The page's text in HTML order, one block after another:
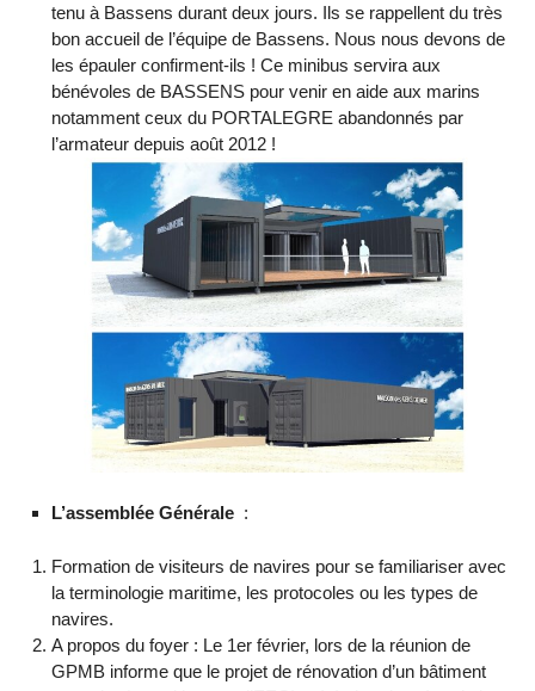
tenu à Bassens durant deux jours. Ils se rappellent du très
bon accueil de l’équipe de Bassens. Nous nous devons de
les épauler confirment-ils ! Ce minibus servira aux
bénévoles de BASSENS pour venir en aide aux marins
notamment ceux du PORTALEGRE abandonnés par
l’armateur depuis août 2012 !
L’assemblée Générale :
Formation de visiteurs de navires pour se familiariser avec
la terminologie maritime, les protocoles ou les types de
navires.
A propos du foyer : Le 1er février, lors de la réunion de
GPMB informe que le projet de rénovation d’un bâtiment